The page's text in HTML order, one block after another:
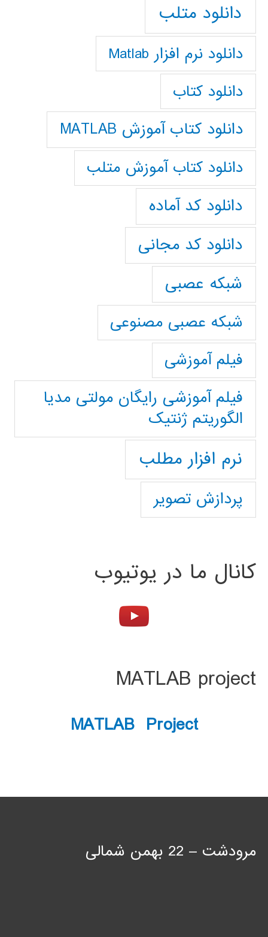
دانلود متلب
دانلود نرم افزار Matlab
دانلود کتاب
دانلود کتاب آموزش MATLAB
دانلود کتاب آموزش متلب
دانلود کد آماده
دانلود کد مجانی
شبکه عصبی
شبکه عصبی مصنوعی
فیلم آموزشی
فیلم آموزشی رایگان مولتی مدیا
الگوریتم ژنتیک
نرم افزار مطلب
پردازش تصویر
کانال ما در یوتیوب
MATLAB project
MATLAB Project
مرودشت – 22 بهمن شمالی